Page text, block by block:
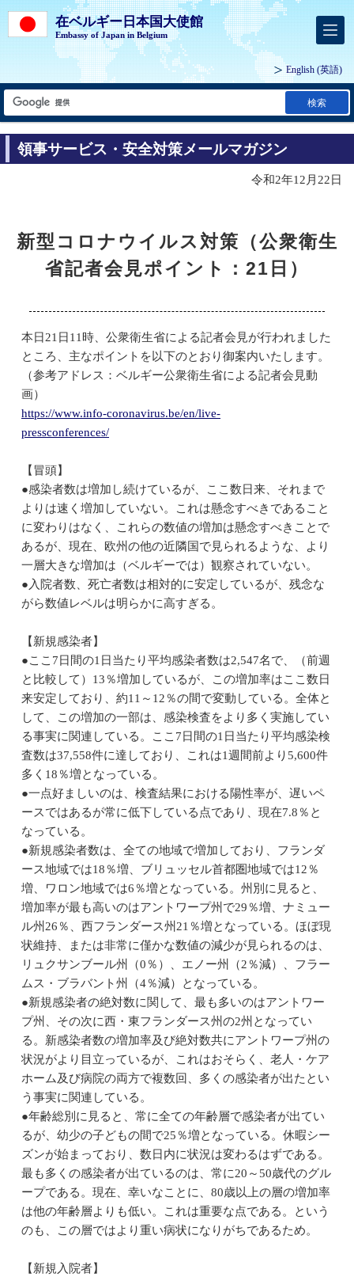
在ベルギー日本国大使館
Embassy of Japan in Belgium
English (英語)
検索
領事サービス・安全対策メールマガジン
令和2年12月22日
新型コロナウイルス対策（公衆衛生
省記者会見ポイント：21日）
本日21日11時、公衆衛生省による記者会見が行われました
ところ、主なポイントを以下のとおり御案内いたします。
（参考アドレス：ベルギー公衆衛生省による記者会見動
画）
https://www.info-coronavirus.be/en/live-
pressconferences/
【冒頭】
●感染者数は増加し続けているが、ここ数日来、それまで
よりは速く増加していない。これは懸念すべきであること
に変わりはなく、これらの数値の増加は懸念すべきことで
あるが、現在、欧州の他の近隣国で見られるような、より
一層大きな増加は（ベルギーでは）観察されていない。
●入院者数、死亡者数は相対的に安定しているが、残念な
がら数値レベルは明らかに高すぎる。
【新規感染者】
●ここ7日間の1日当たり平均感染者数は2,547名で、（前週
と比較して）13％増加しているが、この増加率はここ数日
来安定しており、約11～12％の間で変動している。全体と
して、この増加の一部は、感染検査をより多く実施してい
る事実に関連している。ここ7日間の1日当たり平均感染検
査数は37,558件に達しており、これは1週間前より5,600件
多く18％増となっている。
●一点好ましいのは、検査結果における陽性率が、遅いペ
ースではあるが常に低下している点であり、現在7.8％と
なっている。
●新規感染者数は、全ての地域で増加しており、フランダ
ース地域では18％増、ブリュッセル首都圏地域では12％
増、ワロン地域では6％増となっている。州別に見ると、
増加率が最も高いのはアントワープ州で29％増、ナミュー
ル州26％、西フランダース州21％増となっている。ほぼ現
状維持、または非常に僅かな数値の減少が見られるのは、
リュクサンブール州（0％）、エノー州（2％減）、フラー
ムス・ブラバント州（4％減）となっている。
●新規感染者の絶対数に関して、最も多いのはアントワー
プ州、その次に西・東フランダース州の2州となってい
る。新感染者数の増加率及び絶対数共にアントワープ州の
状況がより目立っているが、これはおそらく、老人・ケア
ホーム及び病院の両方で複数回、多くの感染者が出たとい
う事実に関連している。
●年齢総別に見ると、常に全ての年齢層で感染者が出てい
るが、幼少の子どもの間で25％増となっている。休暇シー
ズンが始まっており、数日内に状況は変わるはずである。
最も多くの感染者が出ているのは、常に20～50歳代のグル
ープである。現在、幸いなことに、80歳以上の層の増加率
は他の年齢層よりも低い。これは重要な点である。という
のも、この層ではより重い病状になりがちであるため。
【新規入院者】